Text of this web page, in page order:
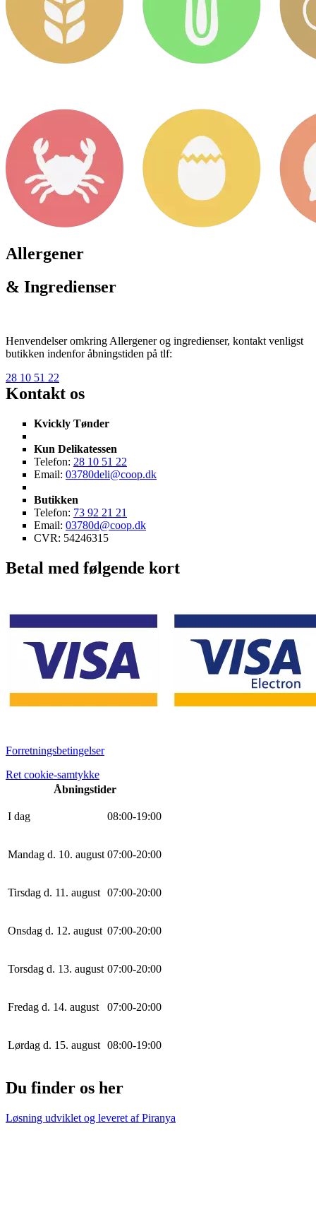
Allergener
& Ingredienser
Henvendelser omkring Allergener og ingredienser, kontakt venligst
butikken indenfor åbningstiden på tlf:
28 10 51 22
Kontakt os
Kvickly Tønder
Kun Delikatessen
Telefon: 28 10 51 22
Email: 03780deli@coop.dk
Butikken
Telefon: 73 92 21 21
Email: 03780d@coop.dk
CVR: 54246315
Betal med følgende kort
Forretningsbetingelser
Ret cookie-samtykke
Åbningstider
I dag 08:00-19:00
Mandag d. 10. august 07:00-20:00
Tirsdag d. 11. august 07:00-20:00
Onsdag d. 12. august 07:00-20:00
Torsdag d. 13. august 07:00-20:00
Fredag d. 14. august 07:00-20:00
Lørdag d. 15. august 08:00-19:00
Du finder os her
Løsning udviklet og leveret afPiranya